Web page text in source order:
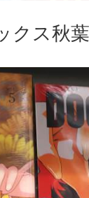
クス秋